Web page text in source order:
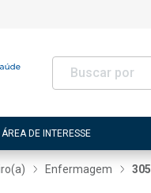
DE INTERESSE
Enfermagem 305